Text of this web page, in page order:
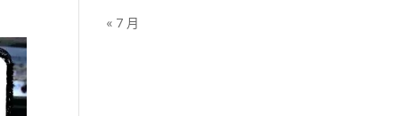
« 7 月